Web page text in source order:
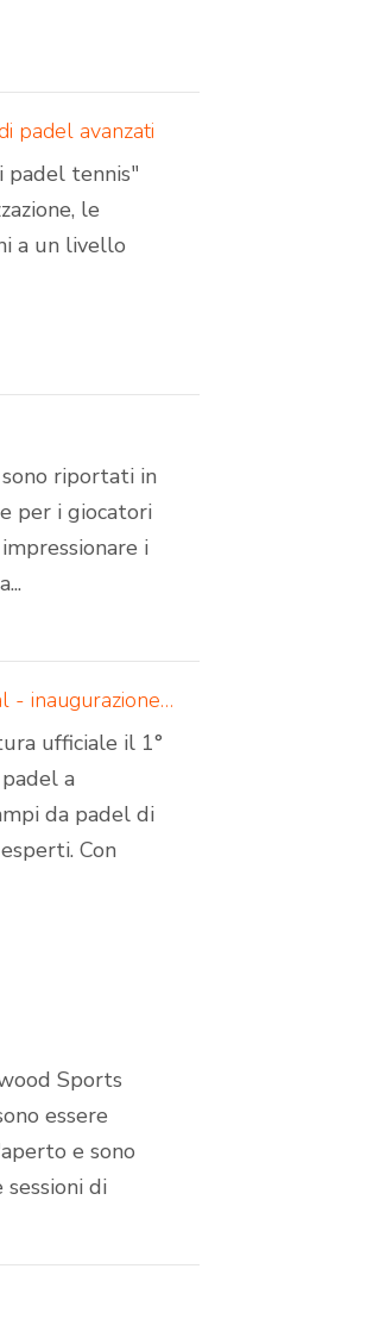
padel avanzati
tennis"
le
a un livello
riportati in
per i giocatori
i
Padelcreations costruisce campi da padel per la Padel Valley di Wuppertal - inaugurazione il 1° settembre 2024
ufficiale il 1°
a
da padel di
Con
Sports
essere
e sono
di